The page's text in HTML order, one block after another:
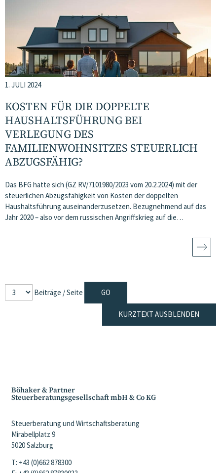
1. JULI 2024
KOSTEN FÜR DIE DOPPELTE
HAUSHALTSFÜHRUNG BEI
VERLEGUNG DES
FAMILIENWOHNSITZES STEUERLICH
ABZUGSFÄHIG?
Das BFG hatte sich (GZ RV/7101980/2023 vom 20.2.2024) mit der
steuerlichen Abzugsfähigkeit von Kosten der doppelten
Haushaltsführung auseinanderzusetzen. Bezugnehmend auf das
Jahr 2020 – also vor dem russischen Angriffskrieg auf die…
Beiträge / Seite
KURZTEXT AUSBLENDEN
Böhaker & Partner
Steuerberatungsgesellschaft mbH & Co KG
Steuerberatung und Wirtschaftsberatung
Mirabellplatz 9
5020 Salzburg
T: +43 (0)662 878300